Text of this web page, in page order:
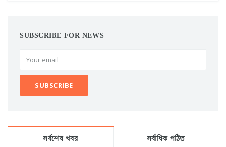
SUBSCRIBE FOR NEWS
সর্বশেষ খবর সর্বাধিক পঠিত